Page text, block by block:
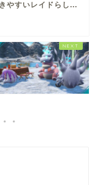
やすいレイドらし...